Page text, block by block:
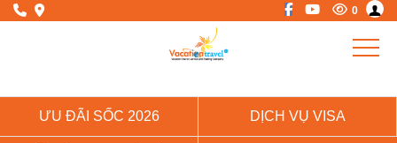
0
ƯU ĐÃI SỐC 2026 DỊCH VỤ VISA